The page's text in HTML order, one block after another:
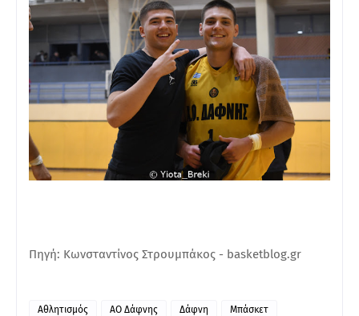
Πηγή: Κωνσταντίνος Στρουμπάκος - basketblog.gr
Αθλητισμός ΑΟ Δάφνης Δάφνη Μπάσκετ